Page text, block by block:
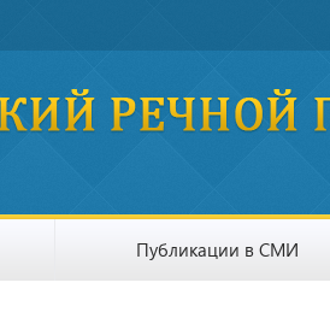
Публикации в СМИ